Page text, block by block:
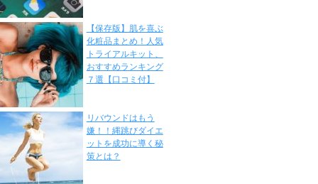
【保存版】肌を喜ぶ
化粧品まとめ！人気
トライアルキット、
おすすめランキング
７選【口コミ付】
リバウンドはもう
嫌！！縄跳びダイエ
ットを成功に導く秘
策とは？